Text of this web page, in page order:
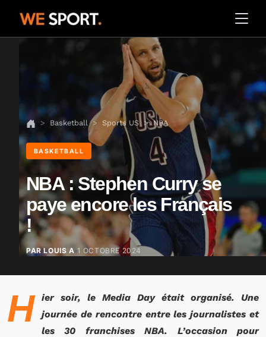
Basketball Sports US NBA
BASKETBALL
NBA : Stephen Curry se
paye encore les Français
!
PAR LOUIS A 1 OCTOBRE 2024
H
ier soir, le Media Day était organisé. Une
journée de rencontre entre les journalistes et
les 30 franchises NBA. L’occasion pour